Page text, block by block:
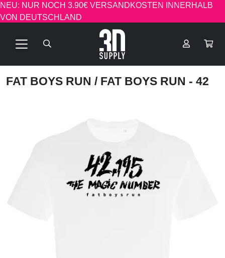
NEU: NUR NOCH 3.90€ VERSANDKOSTEN INNERHALB
VON DEUTSCHLAND
FAT BOYS RUN / FAT BOYS RUN - 42